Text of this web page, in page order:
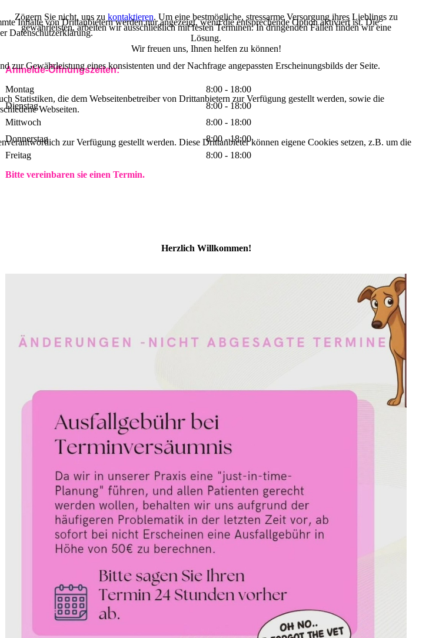
Zögern Sie nicht, uns zu kontaktieren. Um eine bestmögliche, stressarme Versorgung ihres Lieblings zu
gewährleisten, arbeiten wir ausschließlich mit festen Terminen. In dringenden Fällen finden wir eine
Lösung.
Wir freuen uns, Ihnen helfen zu können!
Anmelde-Öffnungszeiten:
Montag
8:00 - 18:00
Dienstag
8:00 - 18:00
Mittwoch
8:00 - 18:00
Donnerstag
8:00 - 18:00
Freitag
8:00 - 18:00
Bitte vereinbaren sie einen Termin.
Herzlich Willkommen!
Inhalte von Drittanbietern werden nur angezeigt, wenn die entsprechende Option aktiviert ist. Die
Datenschutzerklärung.
Gewährleistung eines konsistenten und der Nachfrage angepassten Erscheinungsbilds der Seite.
Statistiken, die dem Webseitenbetreiber von Drittanbietern zur Verfügung gestellt werden, sowie die
Webseiten.
zur Verfügung gestellt werden. Diese Drittanbieter können eigene Cookies setzen, z.B. um die